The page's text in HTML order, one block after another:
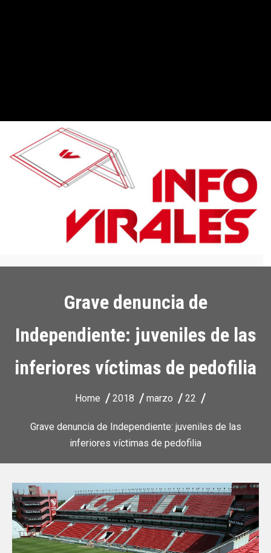
Grave denuncia de
Independiente: juveniles de las
inferiores víctimas de pedofilia
Home 2018 marzo 22
Grave denuncia de Independiente: juveniles de las
inferiores víctimas de pedofilia